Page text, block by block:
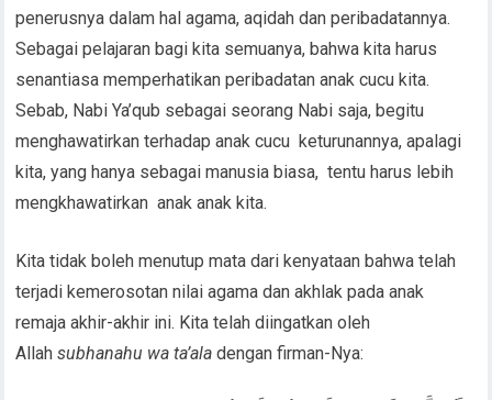
penerusnya dalam hal agama, aqidah dan peribadatannya.
Sebagai pelajaran bagi kita semuanya, bahwa kita harus
senantiasa memperhatikan peribadatan anak cucu kita.
Sebab, Nabi Ya’qub sebagai seorang Nabi saja, begitu
menghawatirkan terhadap anak cucu keturunannya, apalagi
kita, yang hanya sebagai manusia biasa, tentu harus lebih
mengkhawatirkan anak anak kita.
Kita tidak boleh menutup mata dari kenyataan bahwa telah
terjadi kemerosotan nilai agama dan akhlak pada anak
remaja akhir-akhir ini. Kita telah diingatkan oleh
Allahsubhanahu wa ta’ala dengan firman-Nya: